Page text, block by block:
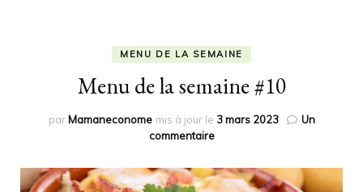
MENU DE LA SEMAINE
Menu de la semaine #10
par Mamaneconome mis à jour le 3 mars 2023
Un
commentairesur
de
la